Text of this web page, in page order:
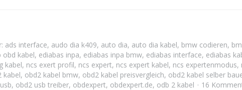
ads interface, audo dia k409, auto dia, auto dia kabel, bmw codieren,
obd kabel, ediabas inpa, ediabas inpa bmw, ediabas interface, ediabas
kabel, ncs exert profil, ncs expert, ncs expert kabel, ncs expertenmodus,
kabel, obd2 kabel bmw, obd2 kabel preisvergleich, obd2 kabel selber
, obd2 usb treiber, obdexpert, obdexpert.de, odb 2 kabel 16